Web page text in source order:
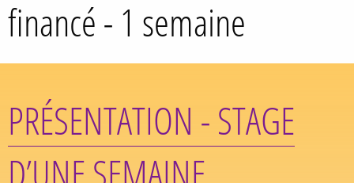
financé - 1 semaine
PRÉSENTATION - STAGE